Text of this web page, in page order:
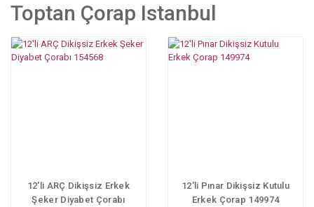
Toptan Çorap Istanbul
12'li ARÇ Dikişsiz Erkek
Şeker Diyabet Çorabı
12'li Pınar Dikişsiz Kutulu
Erkek Çorap 149974